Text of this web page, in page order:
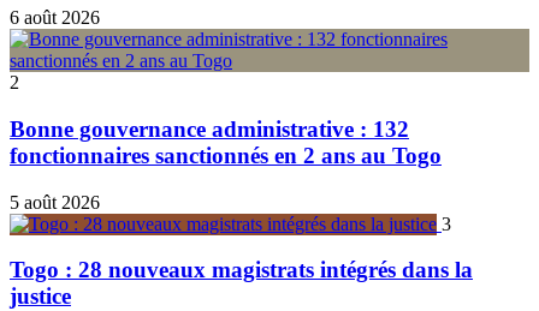
6 août 2026
2
Bonne gouvernance administrative : 132
fonctionnaires sanctionnés en 2 ans au Togo
5 août 2026
3
Togo : 28 nouveaux magistrats intégrés dans la
justice